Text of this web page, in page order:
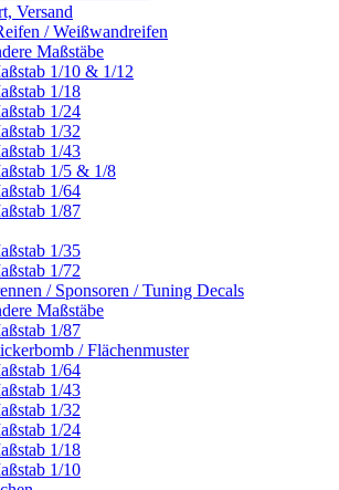
Versand
/ Weißwandreifen
Maßstäbe
1/10 & 1/12
1/18
1/24
1/32
1/43
1/5 & 1/8
1/64
1/87
1/35
1/72
/ Sponsoren / Tuning Decals
Maßstäbe
1/87
/ Flächenmuster
1/64
1/43
1/32
1/24
1/18
1/10